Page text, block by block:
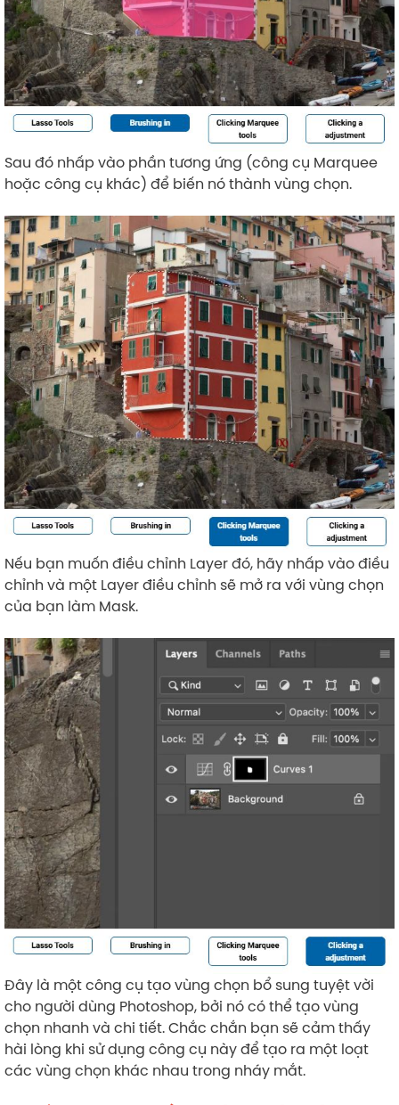
Sau đó nhấp vào phần tương ứng (công cụ Marquee
hoặc công cụ khác) để biến nó thành vùng chọn.
Nếu bạn muốn điều chỉnh Layer đó, hãy nhấp vào điều
chỉnh và một Layer điều chỉnh sẽ mở ra với vùng chọn
của bạn làm Mask.
Đây là một công cụ tạo vùng chọn bổ sung tuyệt vời
cho người dùng Photoshop, bởi nó có thể tạo vùng
chọn nhanh và chi tiết. Chắc chắn bạn sẽ cảm thấy
hài lòng khi sử dụng công cụ này để tạo ra một loạt
các vùng chọn khác nhau trong nháy mắt.